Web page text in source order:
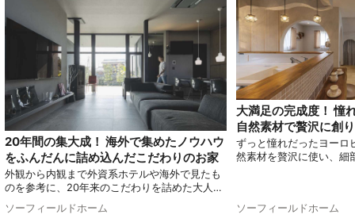
20年間の集大成！ 海外で集めたノウハウ
をふんだんに詰め込んだこだわりのお家
外観から内観まで外資系ホテルや海外で見たも
のを参考に、20年来のこだわりを詰めた大人の
家をご紹介します。
ソーフィールドホーム
大満足の完成度！ 憧
自然素材で贅沢に創
ずっと憧れだったヨーロ
然素材を贅沢に使い、細
ソーフィールドホーム